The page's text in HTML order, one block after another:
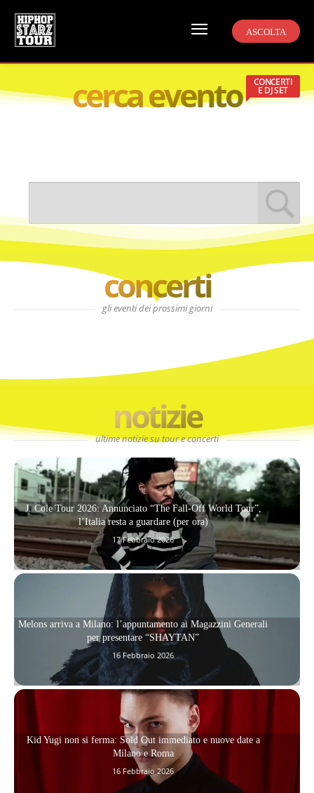
ASCOLTA
cerca evento CONCERTI
E DJ SET
concerti
gli eventi dei prossimi giorni
notizie
ultime notizie su tour e concerti
J. Cole Tour 2026: Annunciato “The Fall-Off World Tour”,
l’Italia resta a guardare (per ora)
17 Febbraio 2026
Melons arriva a Milano: l’appuntamento ai Magazzini Generali
per presentare “SHAYTAN”
16 Febbraio 2026
Kid Yugi non si ferma: Sold Out immediato e nuove date a
Milano e Roma
16 Febbraio 2026